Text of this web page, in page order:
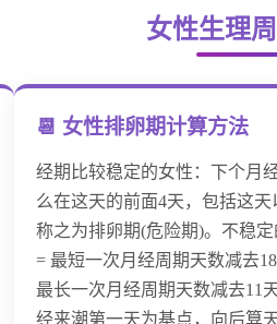
女性生理
📆 女性排卵期计算方法
经期比较稳定的女性：下个月
么在这天的前面4天，包括这
称之为排卵期(危险期)。不稳
= 最短一次月经周期天数减去
最长一次月经周期天数减去11
经来潮第一天为基点，向后算天